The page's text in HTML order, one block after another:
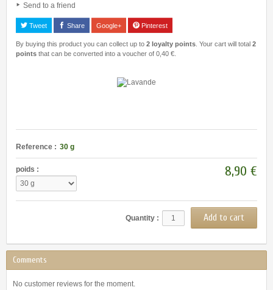
Send to a friend
Tweet Share Google+ Pinterest
By buying this product you can collect up to 2 loyalty points . Your cart will total 2
points that can be converted into a voucher of 0,40 €
Reference : 30 g
poids : 8,90 €
Quantity :
Comments
No customer reviews for the moment.